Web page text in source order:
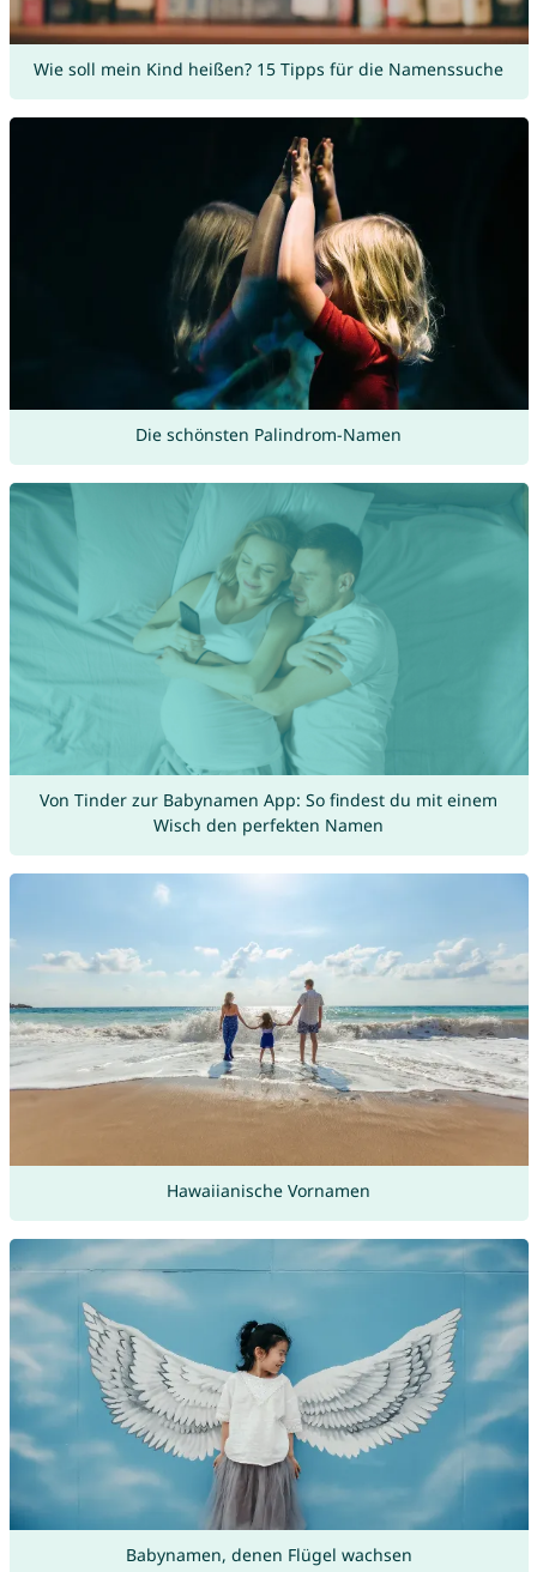
Wie soll mein Kind heißen? 15 Tipps für die Namenssuche
Die schönsten Palindrom-Namen
Von Tinder zur Babynamen App: So findest du mit einem
Wisch den perfekten Namen
Hawaiianische Vornamen
Babynamen, denen Flügel wachsen